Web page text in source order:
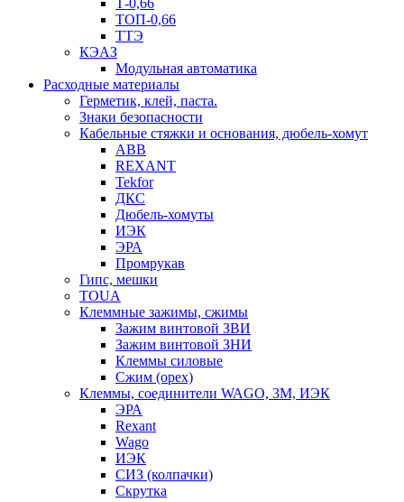
ТОП-0,66
ТТЭ
КЭАЗ
Модульная автоматика
Расходные материалы
Герметик, клей, паста.
Знаки безопасности
Кабельные стяжки и основания, дюбель-хомут
ABB
REXANT
Tekfor
ДКС
Дюбель-хомуты
ИЭК
ЭРА
Промрукав
Гипс, мешки
TOUA
Клеммные зажимы, сжимы
Зажим винтовой ЗВИ
Зажим винтовой ЗНИ
Клеммы силовые
Сжим (орех)
Клеммы, соединители WAGO, 3M, ИЭК
ЭРА
Rexant
Wago
ИЭК
СИЗ (колпачки)
Скрутка